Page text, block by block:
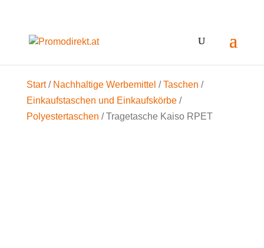
Start/ Nachhaltige Werbemittel /Taschen /
Einkaufstaschen und Einkaufskörbe/
Polyestertaschen / Tragetasche Kaiso RPET